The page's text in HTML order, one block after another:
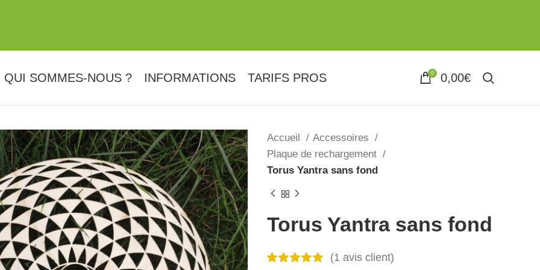
QUI SOMMES-NOUS ? INFORMATIONS TARIFS PROS 0 0,00€
Accueil
Accessoires
Plaque de rechargement
Torus Yantra sans fond
Torus Yantra sans fond
(1 avis client)